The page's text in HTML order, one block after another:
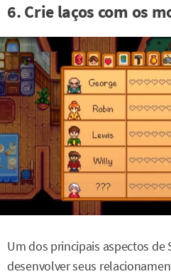
6. Crie laços com os
Um dos principais aspectos de
desenvolver seus